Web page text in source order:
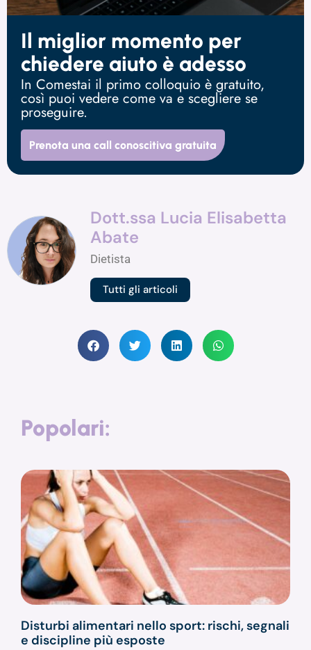
Il miglior momento per
chiedere aiuto è adesso
In Comestai il primo colloquio è gratuito,
così puoi vedere come va e scegliere se
proseguire.
Prenota una call conoscitiva gratuita
Dott.ssa Lucia Elisabetta
Abate
Dietista
Tutti gli articoli
Popolari:
Disturbi alimentari nello sport: rischi, segnali
e discipline più esposte